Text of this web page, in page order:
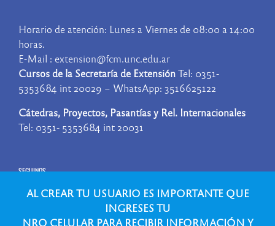
Horario de atención: Lunes a Viernes de 08:00 a 14:00
horas.
E-Mail : extension@fcm.unc.edu.ar
Cursos de la Secretaría de ExtensiónTel: 0351-
5353684 int 20029 – WhatsApp: 3516625122
Cátedras, Proyectos, Pasantías y Rel. Internacionales
Tel: 0351- 5353684 int 20031
SEGUINOS
AL CREAR TU USUARIO ES IMPORTANTE QUE
INGRESES TU
NRO CELULAR PARA RECIBIR INFORMACIÓN Y